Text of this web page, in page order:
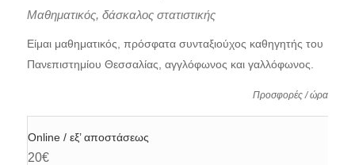
Μαθηματικός, δάσκαλος στατιστικής
Είμαι μαθηματικός, πρόσφατα συνταξιούχος καθηγητής του
Πανεπιστημίου Θεσσαλίας, αγγλόφωνος και γαλλόφωνος.
Προσφορές / ώρα
Online / εξ’ αποστάσεως
20€